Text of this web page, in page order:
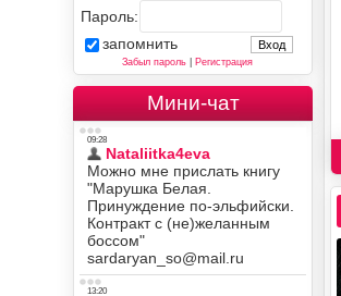
Пароль:
запомнить
Забыл пароль| Регистрация
Мини-чат